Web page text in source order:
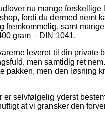
nu mange
fordi du dermed nemt
samt
gram – DIN 1041.
leveret til din private
men samtidig ret
men den løsning
er selvfølgelig yderst
at vi gransker den